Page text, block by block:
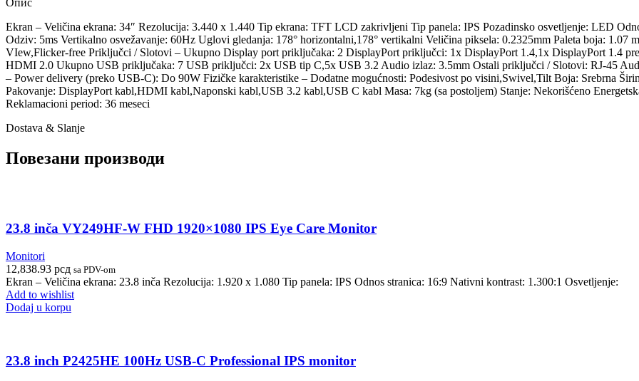
Ekran – Veličina ekrana: 34″ Rezolucija: 3.440 x 1.440 Tip ekrana: TFT LCD zakrivljeni Tip panela: IPS Pozadinsko osvetljenje: LED
Odziv: 5ms Vertikalno osvežavanje: 60Hz Uglovi gledanja: 178° horizontalni,178° vertikalni Veličina piksela: 0.2325mm Paleta boja:
VIew,Flicker-free Priključci / Slotovi – Ukupno Display port priključaka: 2 DisplayPort priključci: 1x DisplayPort 1.4,1x DisplayPort 1.4
HDMI 2.0 Ukupno USB priključaka: 7 USB priključci: 2x USB tip C,5x USB 3.2 Audio izlaz: 3.5mm Ostali priključci / Slotovi: RJ-45
– Power delivery (preko USB-C): Do 90W Fizičke karakteristike – Dodatne mogućnosti: Podesivost po visini,Swivel,Tilt Boja: Srebrna
Pakovanje: DisplayPort kabl,HDMI kabl,Naponski kabl,USB 3.2 kabl,USB C kabl Masa: 7kg (sa postoljem) Stanje: Nekorišćeno
Reklamacioni period: 36 meseci
Dostava & Slanje
Повезани производи
23.8 inča VY249HF-W FHD 1920×1080 IPS Eye Care Monitor
Monitori
12,838.93 рсд sa PDV-om
Ekran – Veličina ekrana: 23.8 inča Rezolucija: 1.920 x 1.080 Tip panela: IPS Odnos stranica: 16:9 Nativni kontrast: 1.300:1 Osvetljenje:
Add to wishlist
Dodaj u korpu
23.8 inch P2425HE 100Hz USB-C Professional IPS monitor